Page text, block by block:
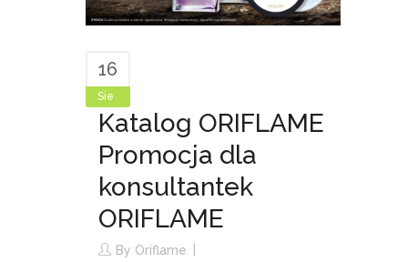
16
Sie
Katalog ORIFLAME
Promocja dla
konsultantek
ORIFLAME
By Oriflame